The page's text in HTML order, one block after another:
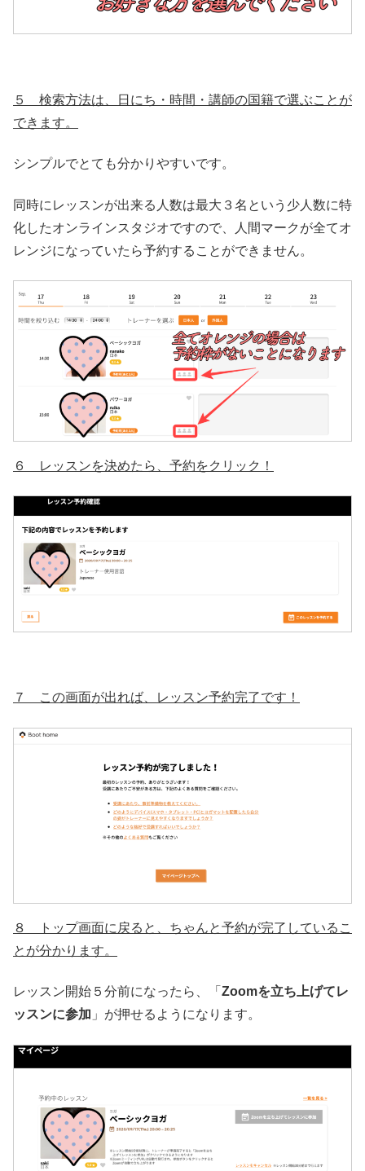
５ 検索方法は、日にち・時間・講師の国籍で選ぶことが
できます。
シンプルでとても分かりやすいです。
同時にレッスンが出来る人数は最大３名という少人数に特
化したオンラインスタジオですので、人間マークが全てオ
レンジになっていたら予約することができません。
６ レッスンを決めたら、予約をクリック！
７ この画面が出れば、レッスン予約完了です！
８ トップ画面に戻ると、ちゃんと予約が完了しているこ
とが分かります。
レッスン開始５分前になったら、「 Zoomを立ち上げてレ
ッスンに参加 」が押せるようになります。